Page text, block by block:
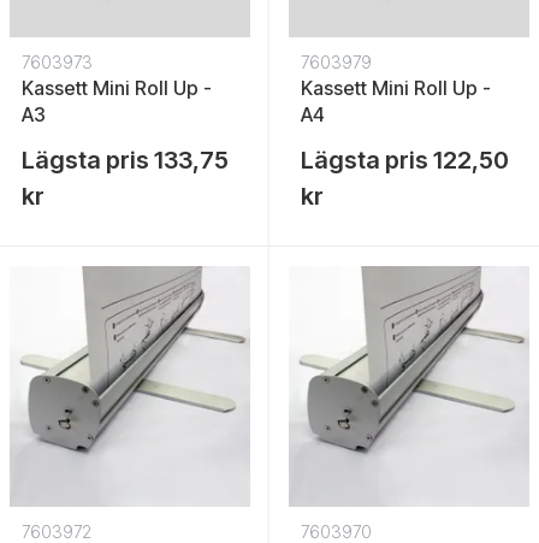
7603973
Kassett Mini Roll Up -
A3
Lägsta pris 133,75
kr
7603979
Kassett Mini Roll Up -
A4
Lägsta pris 122,50
kr
7603972 7603970